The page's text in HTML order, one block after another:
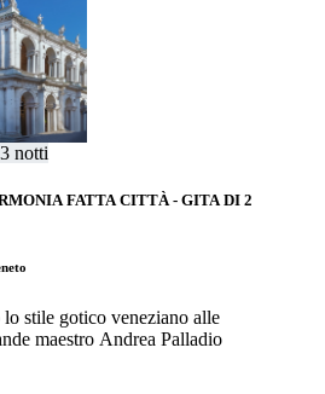
notti
FATTA CITTÀ - GITA DI 2
stile gotico veneziano alle
maestro Andrea Palladio